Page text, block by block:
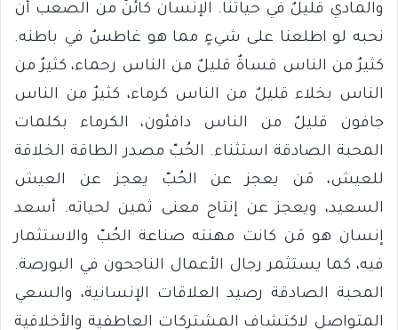
والمادي قليلٌ في حياتنا. الإنسان كائنٌ من الصعب أن
نحبه لو اطلعنا على شيءٍ مما هو غاطسٌ في باطنه.‏
كثيرٌ من الناس قساةٌ قليلٌ من الناس رحماء، كثيرٌ من
الناس بخلاء قليلٌ من الناس كرماء، كثيرٌ من الناس
جافون قليلٌ من الناس دافئون، الكرماء بكلمات
المحبة الصادقة استثناء. الحُبّ مصدر الطاقة الخلاقة
للعيش، مَن يعجز عن الحُبّ يعجز عن العيش
السعيد، ويعجز عن إنتاج معنى ثمين لحياته. أسعد
إنسان هو مَن كانت مهنته صناعة الحُبّ والاستثمار
فيه، كما يستثمر رجال الأعمال الناجحون في البورصة.
المحبة الصادقة رصيد العلاقات الإنسانية، والسعي
المتواصل لاكتشاف المشتركات العاطفية والأخلاقية